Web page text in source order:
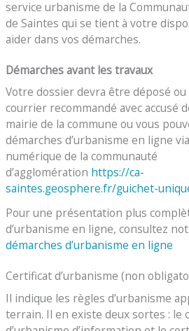
service urbanisme de la
de Saintes qui se tient à votre
aider dans vos démarches.
Démarches avant les travaux
Votre dossier devra être déposé
courrier recommandé avec accusé
mairie de la commune ou vous
démarches d’urbanisme en ligne
numérique de la communauté
d’agglomération https://ca-
saintes.geosphere.fr/guichet-
Pour une présentation plus
d’urbanisme en ligne, consultez
démarches d’urbanisme en ligne
Certificat d’urbanisme (non
Il indique les règles d’urbanisme
terrain. Il en existe deux sortes : le